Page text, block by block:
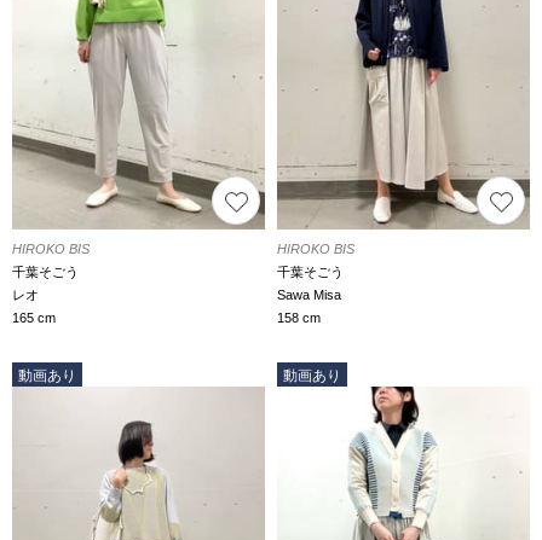
HIROKO BIS
千葉そごう
レオ
165 cm
HIROKO BIS
千葉そごう
Sawa Misa
158 cm
動画あり 動画あり